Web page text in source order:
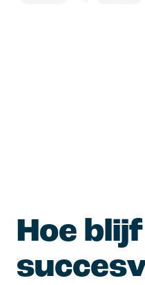
Hoe